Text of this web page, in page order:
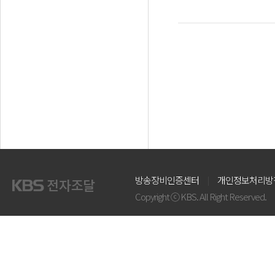
방송장비인증센터
개인정보처리
Copyright ⓒ KBS. All Right Reserved.